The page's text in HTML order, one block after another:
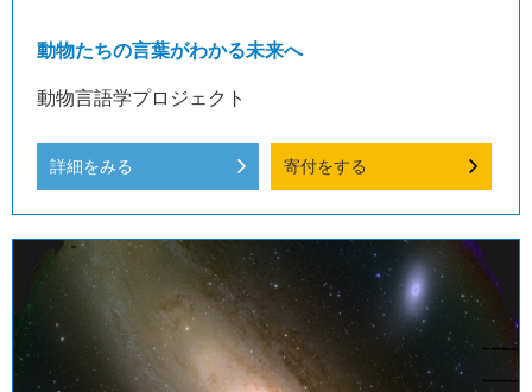
動物たちの言葉がわかる未来へ
動物言語学プロジェクト
詳細をみる 寄付をする